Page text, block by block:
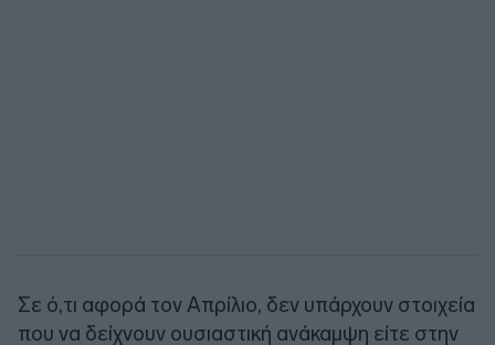
Σε ό,τι αφορά τον Απρίλιο, δεν υπάρχουν στοιχεία
που να δείχνουν ουσιαστική ανάκαμψη είτε στην